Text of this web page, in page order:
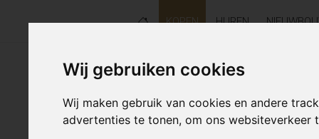
Wij gebruiken cookies
Wij maken gebruik van cookies en andere
advertenties te tonen, om ons websiteverkeer
KOPEN HUREN
Helaas